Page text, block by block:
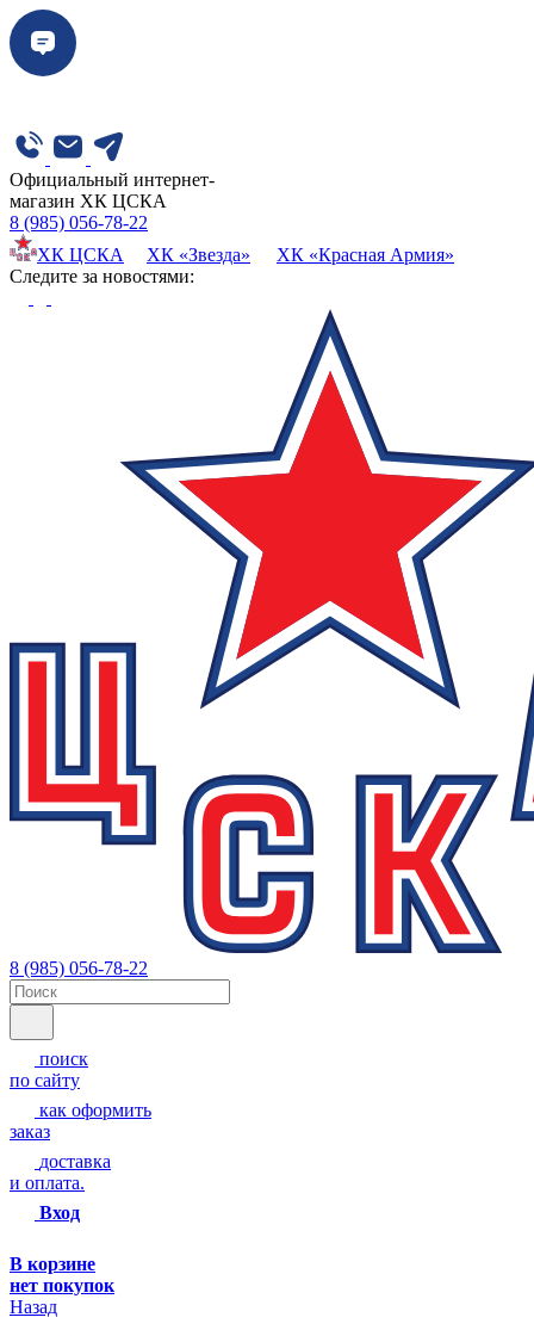
Официальный интернет-
магазин ХК ЦСКА
8 (985) 056-78-22
ХК ЦСКА
ХК «Звезда»
ХК «Красная Армия»
Cледите за новостями:
8 (985) 056-78-22
поиск
по сайту
как оформить
заказ
доставка
и оплата.
Вход
В корзине
нет покупок
Назад